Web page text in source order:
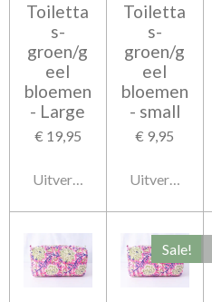
Toiletta
s-
groen/g
eel
bloemen
- Large
€ 19,95
Uitverkocht
Toiletta
s-
groen/g
eel
bloemen
- small
€ 9,95
Uitverkocht
Sale!